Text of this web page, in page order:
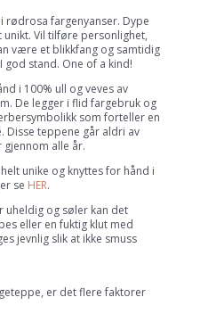
rødrosa fargenyanser. Dype
Vil tilføre personlighet,
være et blikkfang og samtidig
god stand. One of a kind!
i 100% ull og veves av
De legger i flid fargebruk og
som forteller en
Disse teppene går aldri av
gjennom alle år.
unike og knyttes for hånd i
se HER.
uheldig og søler kan det
eller en fuktig klut med
jevnlig slik at ikke smuss
er det flere faktorer